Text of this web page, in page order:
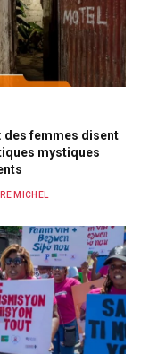
femmes disent
mystiques
MICHEL